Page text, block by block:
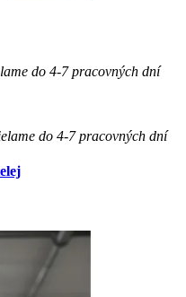
do 4-7 pracovných dní
do 4-7 pracovných dní